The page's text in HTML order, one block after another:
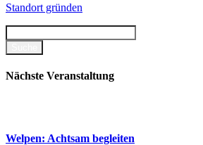
Standort gründen
Nächste Veranstaltung
Welpen: Achtsam begleiten